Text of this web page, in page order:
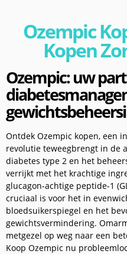
Ozempic
Kopen
Ozempic: uw
Ontdek Ozempic kopen, een
revolutie teweegbrengt in de
diabetes type 2 en het
verrijkt met het krachtige
glucagon-achtige peptide-1
cruciaal is voor het in
bloedsuikerspiegel en het
gewichtsvermindering.
metgezel op weg naar een
Koop Ozempic nu